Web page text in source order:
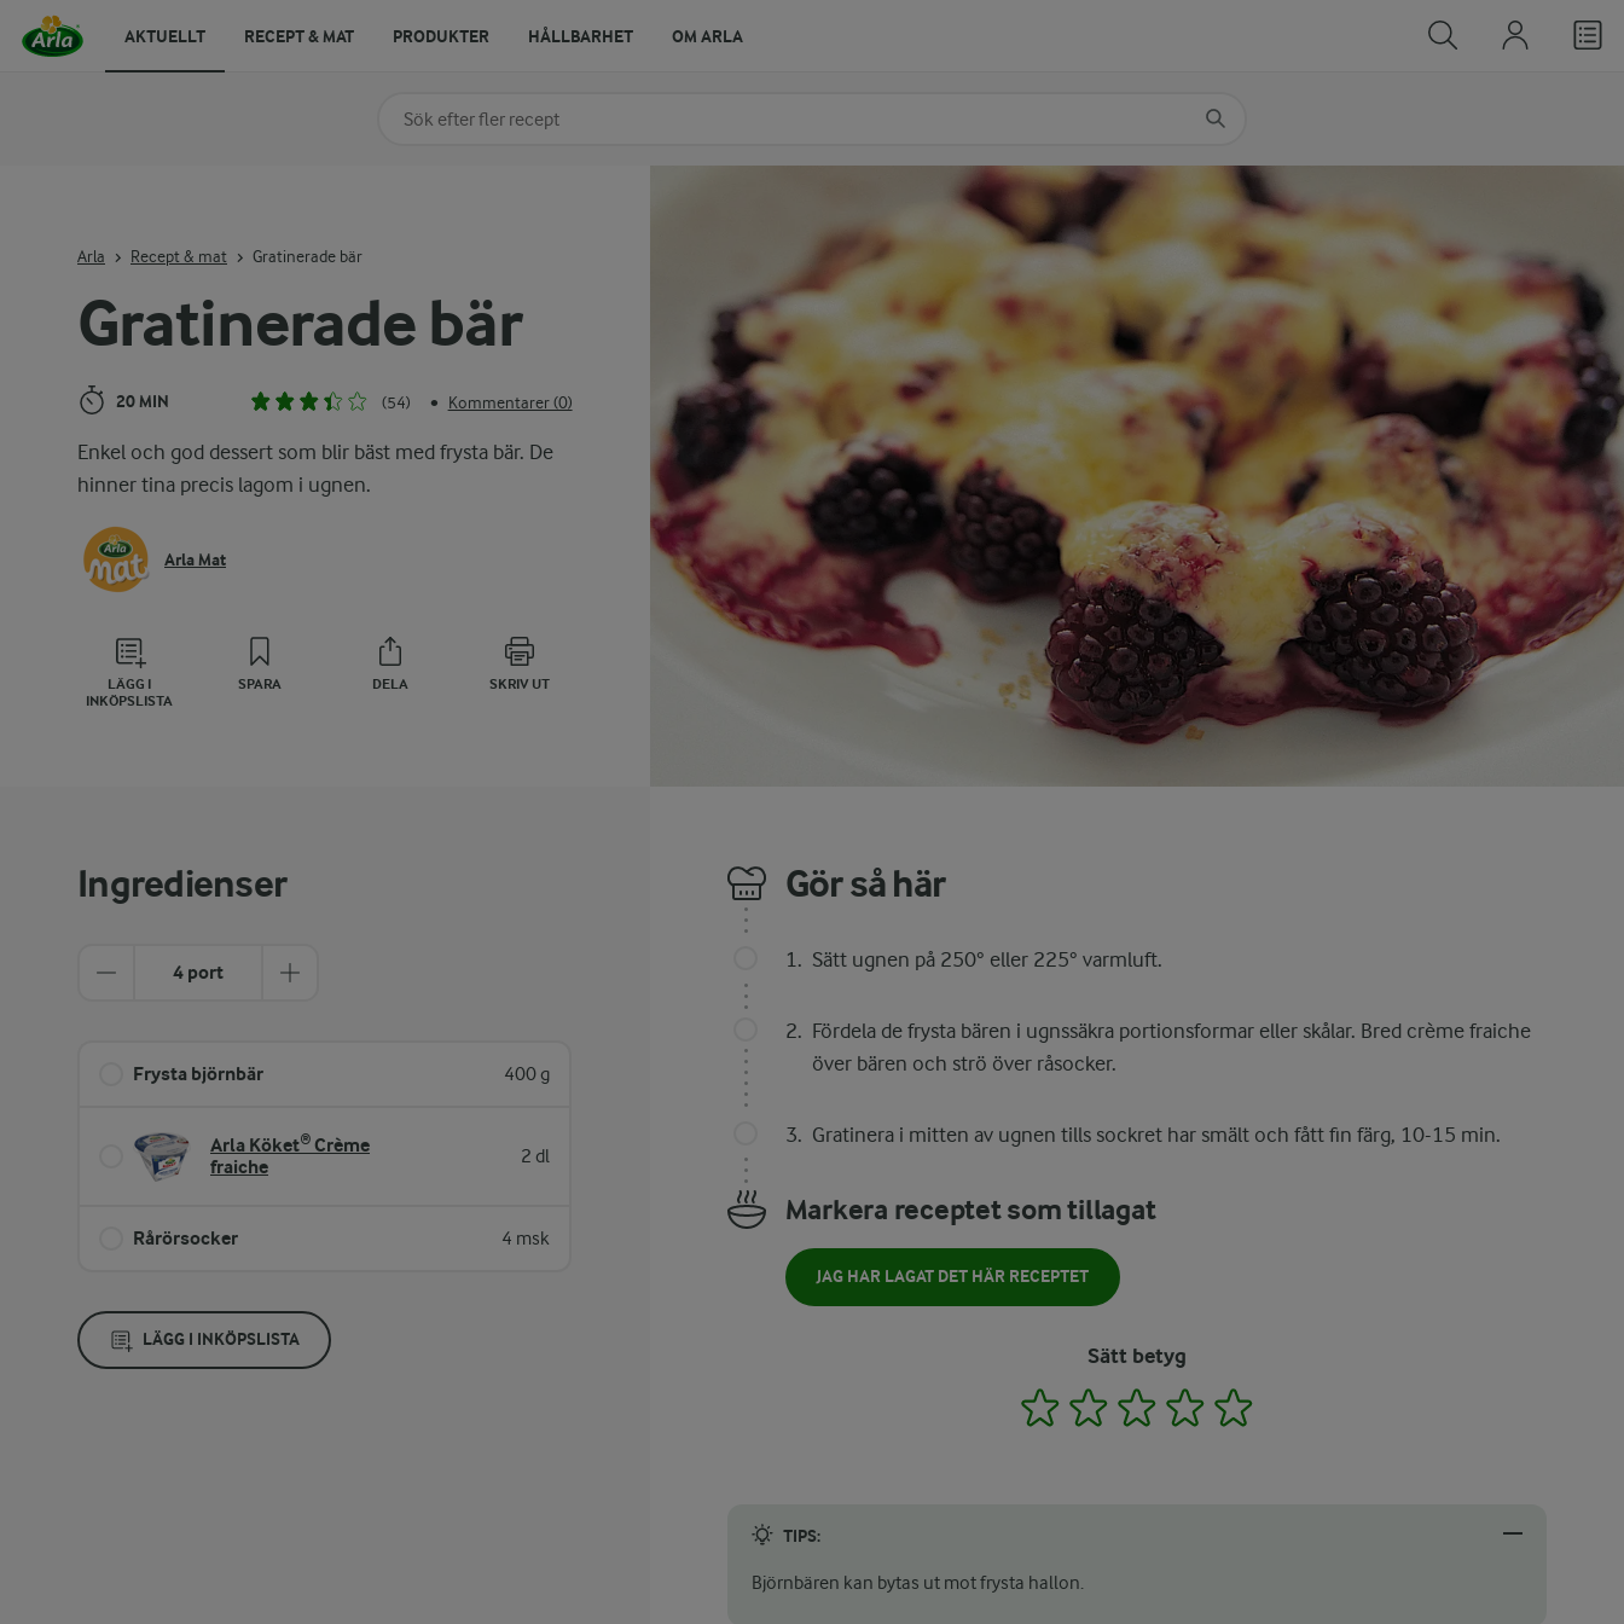
Gratinerade bär
20 MIN (54) • Kommentarer (0)
Enkel och god dessert som blir bäst med frysta bär. De
hinner tina precis lagom i ugnen.
Arla Mat
LÄGG I
INKÖPSLISTA
SPARA DELA SKRIV UT
Arla Recept & mat Gratinerade bär
Ingredienser
4 port
Frysta björnbär 400 g
Arla Köket® Crème
fraiche
2 dl
Rårörsocker 4 msk
LÄGG I INKÖPSLISTA
Gör så här
Sätt ugnen på 250° eller 225° varmluft.
Fördela de frysta bären i ugnssäkra portionsformar eller skålar. Bred crème fraiche
över bären och strö över råsocker.
Gratinera i mitten av ugnen tills sockret har smält och fått fin färg, 10-15 min.
Markera receptet som tillagat
JAG HAR LAGAT DET HÄR RECEPTET
Sätt betyg
1 2 3 4
TIPS:
Björnbären kan bytas ut mot frysta hallon.
Sök på kategori eller ingrediens
AKTUELLT RECEPT & MAT PRODUKTER HÅLLBARHET OM ARLA